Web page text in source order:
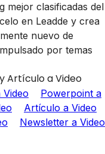
mejor clasificadas del
en Leadde y crea
nuevo de
por temas
Artículo a Video
Video
Powerpoint a
Artículo a Video
Newsletter a Video